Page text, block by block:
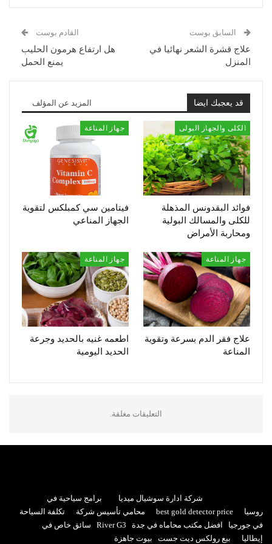
السابق بوست
علاج قشرة الشعر نهائيا في
المنزل
القادم بوست
هل ارتفاع هرمون الحليب
يمنع الحمل
قد يعجبك ايضا المزيد عن المؤلف
الكلى والجهاز البولى
فوائد البقدونس المذهلة
للكلى والمسالك البولية
ومحاربة الأمراض
جهاز المناعة
فيتامين سي كمبلكس لتقوية
الجهاز المناعي
جهاز المناعة
علاج فقر الدم بسرعة وتقوية
المناعة
جهاز المناعة
اطعمه غنيه بالحديد وجرعة
الحديد اليومية
التعليقات مغلقة.
شركة ادارة سوشيال ميديا
برامج سياحية في
روسيا
best gold detector price محامي تأسيس شركة
تكلفة السياحة
في جورجيا
افضل مكتب محاماه في جدة River G3
سائق خاص في
إيطاليا
بيع رولكس ديت جست بيوت جاهزة